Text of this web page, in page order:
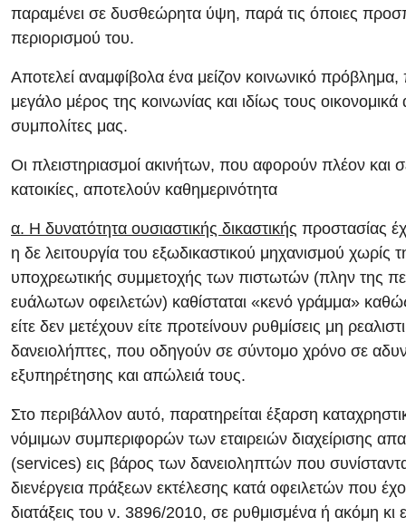
παραμένει σε δυσθεώρητα ύψη, παρά τις όποιες
περιορισμού του.
Αποτελεί αναμφίβολα ένα μείζον κοινωνικό πρόβλημα,
μεγάλο μέρος της κοινωνίας και ιδίως τους
συμπολίτες μας.
Οι πλειστηριασμοί ακινήτων, που αφορούν πλέον και
κατοικίες, αποτελούν καθημερινότητα
α. Η δυνατότητα ουσιαστικής δικαστικής προστασίας
η δε λειτουργία του εξωδικαστικού μηχανισμού χωρίς
υποχρεωτικής συμμετοχής των πιστωτών (πλην της
ευάλωτων οφειλετών) καθίσταται «κενό γράμμα»
είτε δεν μετέχουν είτε προτείνουν ρυθμίσεις μη
δανειολήπτες, που οδηγούν σε σύντομο χρόνο σε
εξυπηρέτησης και απώλειά τους.
Στο περιβάλλον αυτό, παρατηρείται έξαρση
νόμιμων συμπεριφορών των εταιρειών διαχείρισης
(services) εις βάρος των δανειοληπτών που
διενέργεια πράξεων εκτέλεσης κατά οφειλετών που
διατάξεις του ν. 3896/2010, σε ρυθμισμένα ή ακόμη κι